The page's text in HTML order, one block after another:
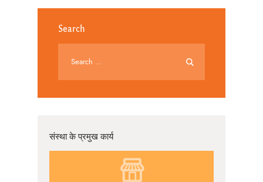
Search
संस्था के प्रमुख कार्य